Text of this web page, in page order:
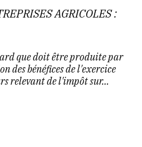
AGRICOLES :
que doit être produite par
des bénéfices de l'exercice
relevant de l'impôt sur...